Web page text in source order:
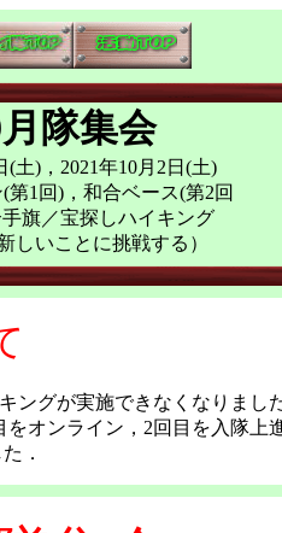
隊集会
(土)，2021年10月2日(土)
第1回)，和合ベース(第2回
旗／宝探しハイキング
しいことに挑戦する）
ングが実施できなくなりまし
オンライン，2回目を入隊上
．